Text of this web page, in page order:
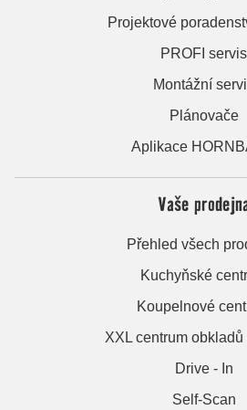
Projektové
PROFI servis
Montážní
Plánovače
Aplikace
Vaše
Přehled všech
Kuchyňské
Koupelnové
XXL centrum
Drive - In
Self-Scan